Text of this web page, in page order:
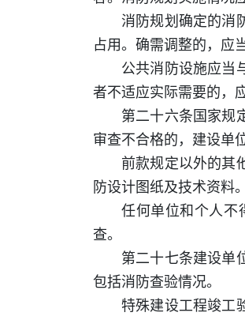
消防规划确定的消
占用。确需调整的，应
公共消防设施应当
者不适应实际需要的，
第二十六条国家规
审查不合格的，建设单
前款规定以外的其
防设计图纸及技术资料。
任何单位和个人不
查。
第二十七条建设单
包括消防查验情况。
特殊建设工程竣工